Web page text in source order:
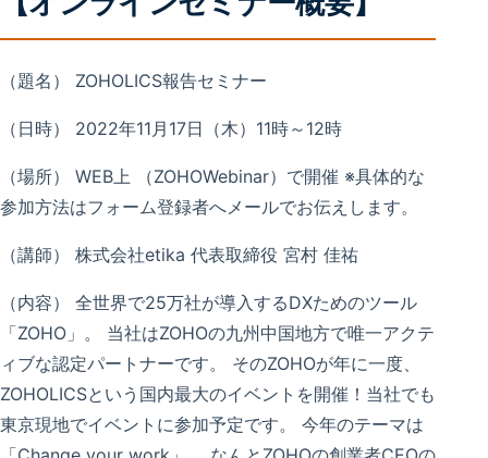
（題名） ZOHOLICS報告セミナー
（日時） 2022年11月17日（木）11時～12時
（場所） WEB上 （ZOHOWebinar）で開催 ※具体的な
参加方法はフォーム登録者へメールでお伝えします。
（講師） 株式会社etika 代表取締役 宮村 佳祐
（内容） 全世界で25万社が導入するDXためのツール
「ZOHO」。 当社はZOHOの九州中国地方で唯一アクテ
ィブな認定パートナーです。 そのZOHOが年に一度、
ZOHOLICSという国内最大のイベントを開催！当社でも
東京現地でイベントに参加予定です。 今年のテーマは